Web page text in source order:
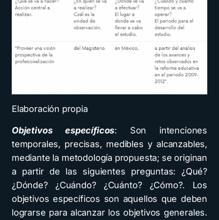
Elaboración propia
Objetivos específicos: Son intenciones
temporales, precisas, medibles y alcanzables,
mediante la metodología propuesta; se originan
a partir de las siguientes preguntas: ¿Qué?
¿Dónde? ¿Cuándo? ¿Cuánto? ¿Cómo?. Los
objetivos específicos son aquellos que deben
lograrse para alcanzar los objetivos generales.